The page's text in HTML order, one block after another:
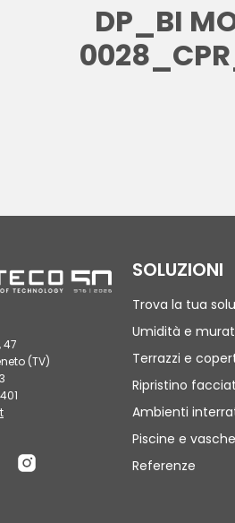
DP_BI
47
(TV)
SOLUZIONI
Trova la tua
Umidità e
Terrazzi e
Ripristino
Ambienti
Piscine e vasche
Referenze